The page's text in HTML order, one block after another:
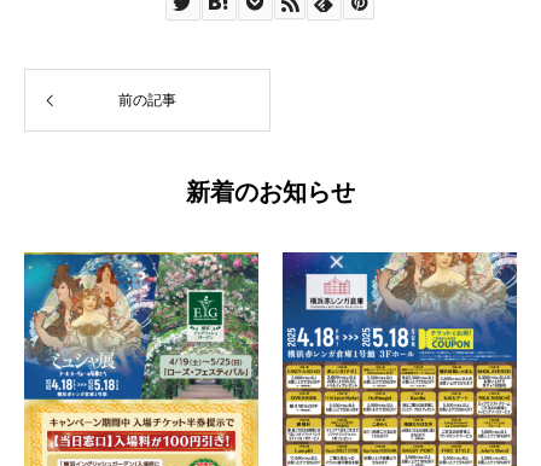
前の記事
新着のお知らせ